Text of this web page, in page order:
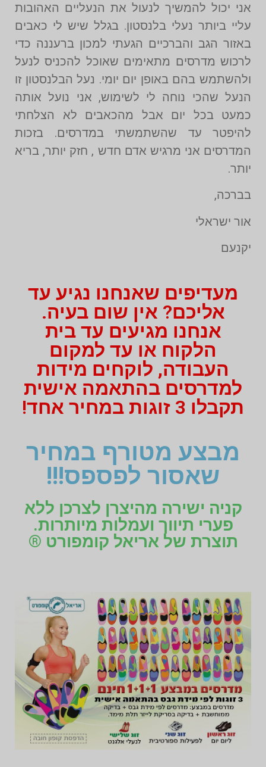
אני יכול להמשיך לנעול את הנעליים האהובות
עליי ביותר נעלי בלנסטון. בגלל שיש לי כאבים
באזור הגב והברכיים הגעתי למכון ברעננה כדי
לרכוש מדרסים מתאימים שאוכל להכניס לנעל
ולהשתמש בהם באופן יום יומי. נעל הבלנסטון זו
הנעל שהכי נוחה לי לשימוש, אני נועל אותה
כמעט בכל יום אבל מהכאבים לא הצלחתי
להיפטר עד שהשתמשתי במדרסים. בזכות
המדרסים אני מרגיש אדם חדש , חזק יותר, בריא
יותר.
בברכה,
אור ישראלי
יקנעם
מעדיפים שאנחנו נגיע עד
אליכם? אין שום בעיה.
אנחנו מגיעים עד בית
הלקוח או עד למקום
העבודה, לוקחים מידות
למדרסים בהתאמה אישית
תקבלו 3 זוגות במחיר אחד!
מבצע מטורף במחיר
שאסור לפספס!!!
קניה ישירה מהיצרן לצרכן ללא
פערי תיווך ועמלות מיותרות.
תוצרת של אריאל קומפורט ®